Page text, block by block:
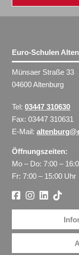
Euro-Schulen
Münsaer Straße 33
04600 Altenburg
Tel:03447 310630
Fax: 03447 310631
E-Mail:
Öffnungszeiten:
Mo – Do: 7:00 –
Fr: 7:00 – 15:00 Uhr